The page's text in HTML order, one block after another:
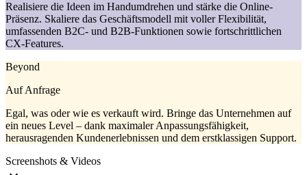
Realisiere die Ideen im Handumdrehen und stärke die Online-
Präsenz. Skaliere das Geschäftsmodell mit voller Flexibilität,
umfassenden B2C- und B2B-Funktionen sowie fortschrittlichen
CX-Features.
Beyond
Auf Anfrage
Egal, was oder wie es verkauft wird. Bringe das Unternehmen auf
ein neues Level – dank maximaler Anpassungsfähigkeit,
herausragenden Kunden­erlebnissen und dem erstklassigen Support.
Screenshots & Videos